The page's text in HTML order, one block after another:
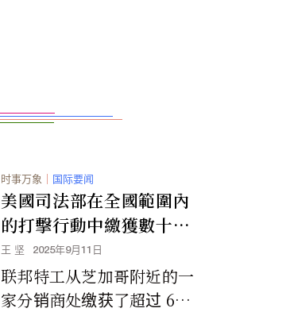
时事万象 ｜ 国际要闻
美國司法部在全國範圍內
的打擊行動中繳獲數十萬
支從中國走私的非法電子
煙
王 坚 2025年9月11日
联邦特工从芝加哥附近的一
家分销商处缴获了超过 60